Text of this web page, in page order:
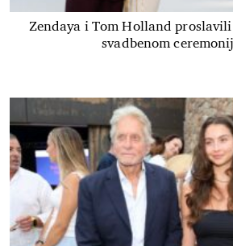
Zendaya i Tom Holland
svadbenom